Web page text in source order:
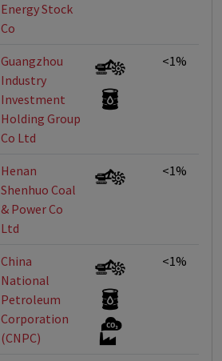
Energy Stock
Co
Guangzhou
Industry
Investment
Holding Group
Co Ltd
<1%
Henan
Shenhuo Coal
& Power Co
Ltd
<1%
China
National
Petroleum
Corporation
(CNPC)
<1%